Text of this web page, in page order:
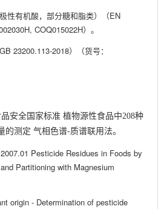
性有机酸，部分糖和脂类）（EN
COQ015022H）。
GB 23200.113-2018）（货号：
品安全国家标准 植物源性食品中208种
的测定 气相色谱-质谱联用法。
Pesticide Residues in Foods by
Partitioning with Magnesium
origin - Determination of pesticide